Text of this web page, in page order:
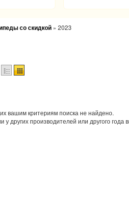
со скидкой » 2023
вашим критериям поиска не найдено.
других производителей или другого года